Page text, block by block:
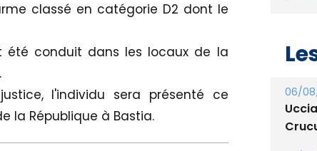
classé en catégorie D2 dont le
été conduit dans les locaux de la
l'individu sera présenté ce
la République à Bastia.
06/